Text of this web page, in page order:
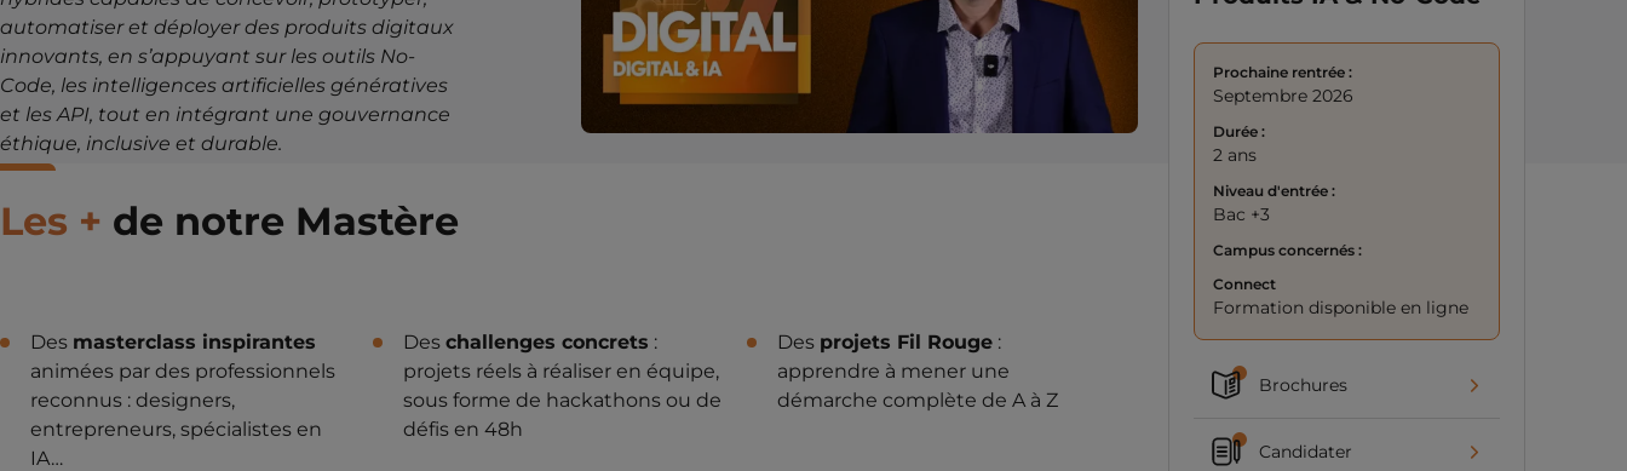
Prochaine rentrée :
Septembre 2026
Durée :
2 ans
Niveau d'entrée :
Bac +3
Campus concernés :
Connect
Formation disponible en ligne
Brochures
Candidater
automatiser et déployer des produits digitaux
innovants, en s’appuyant sur les outils No-
Code, les intelligences artificielles génératives
et les API, tout en intégrant une gouvernance
éthique, inclusive et durable.
Les + de notre Mastère
Des masterclass inspirantes
animées par des professionnels
reconnus : designers,
entrepreneurs, spécialistes en
IA…
Deschallenges concrets :
projets réels à réaliser en équipe,
sous forme de hackathons ou de
défis en 48h
Des projets Fil Rouge:
apprendre à mener une
démarche complète de A à Z